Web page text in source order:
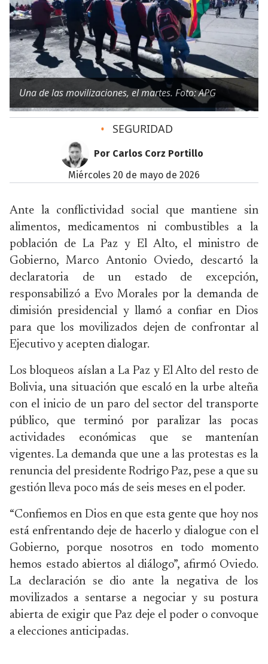
Una de las movilizaciones, el martes. Foto: APG
• SEGURIDAD
Por Carlos Corz Portillo
miércoles 20 de mayo de 2026
Ante la conflictividad social que mantiene sin
alimentos, medicamentos ni combustibles a la
población de La Paz y El Alto, el ministro de
Gobierno, Marco Antonio Oviedo, descartó la
declaratoria de un estado de excepción,
responsabilizó a Evo Morales por la demanda de
dimisión presidencial y llamó a confiar en Dios
para que los movilizados dejen de confrontar al
Ejecutivo y acepten dialogar.
Los bloqueos aíslan a La Paz y El Alto del resto de
Bolivia, una situación que escaló en la urbe alteña
con el inicio de un paro del sector del transporte
público, que terminó por paralizar las pocas
actividades económicas que se mantenían
vigentes. La demanda que une a las protestas es la
renuncia del presidente Rodrigo Paz, pese a que su
gestión lleva poco más de seis meses en el poder.
“Confiemos en Dios en que esta gente que hoy nos
está enfrentando deje de hacerlo y dialogue con el
Gobierno, porque nosotros en todo momento
hemos estado abiertos al diálogo”, afirmó Oviedo.
La declaración se dio ante la negativa de los
movilizados a sentarse a negociar y su postura
abierta de exigir que Paz deje el poder o convoque
a elecciones anticipadas.